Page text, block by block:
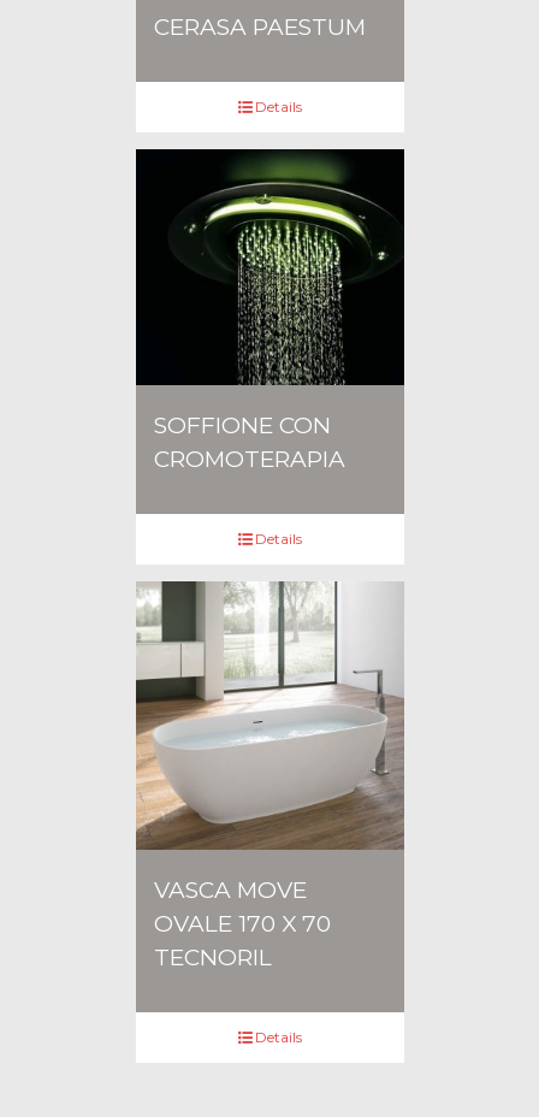
CERASA PAESTUM
Details
SOFFIONE CON
CROMOTERAPIA
Details
VASCA MOVE
OVALE 170 X 70
TECNORIL
Details